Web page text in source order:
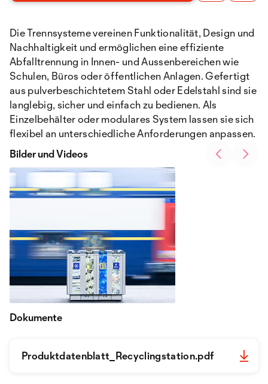
Die Trennsysteme vereinen Funktionalität, Design und
Nachhaltigkeit und ermöglichen eine effiziente
Abfalltrennung in Innen- und Aussenbereichen wie
Schulen, Büros oder öffentlichen Anlagen. Gefertigt
aus pulverbeschichtetem Stahl oder Edelstahl sind sie
langlebig, sicher und einfach zu bedienen. Als
Einzelbehälter oder modulares System lassen sie sich
flexibel an unterschiedliche Anforderungen anpassen.
Bilder und Videos
Dokumente
Produktdatenblatt_Recyclingstation.pdf